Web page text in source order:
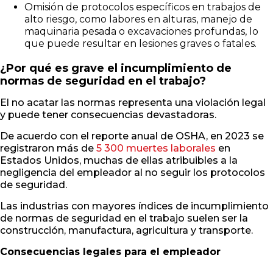
Omisión de protocolos específicos en trabajos de
alto riesgo, como labores en alturas, manejo de
maquinaria pesada o excavaciones profundas, lo
que puede resultar en lesiones graves o fatales.
¿Por qué es grave el incumplimiento de
normas de seguridad en el trabajo?
El no acatar las normas representa una violación legal
y puede tener consecuencias devastadoras.
De acuerdo con el reporte anual de OSHA, en 2023 se
registraron más de 5 300 muertes laborales en
Estados Unidos, muchas de ellas atribuibles a la
negligencia del empleador al no seguir los protocolos
de seguridad.
Las industrias con mayores índices de incumplimiento
de normas de seguridad en el trabajo suelen ser la
construcción, manufactura, agricultura y transporte.
Consecuencias legales para el empleador